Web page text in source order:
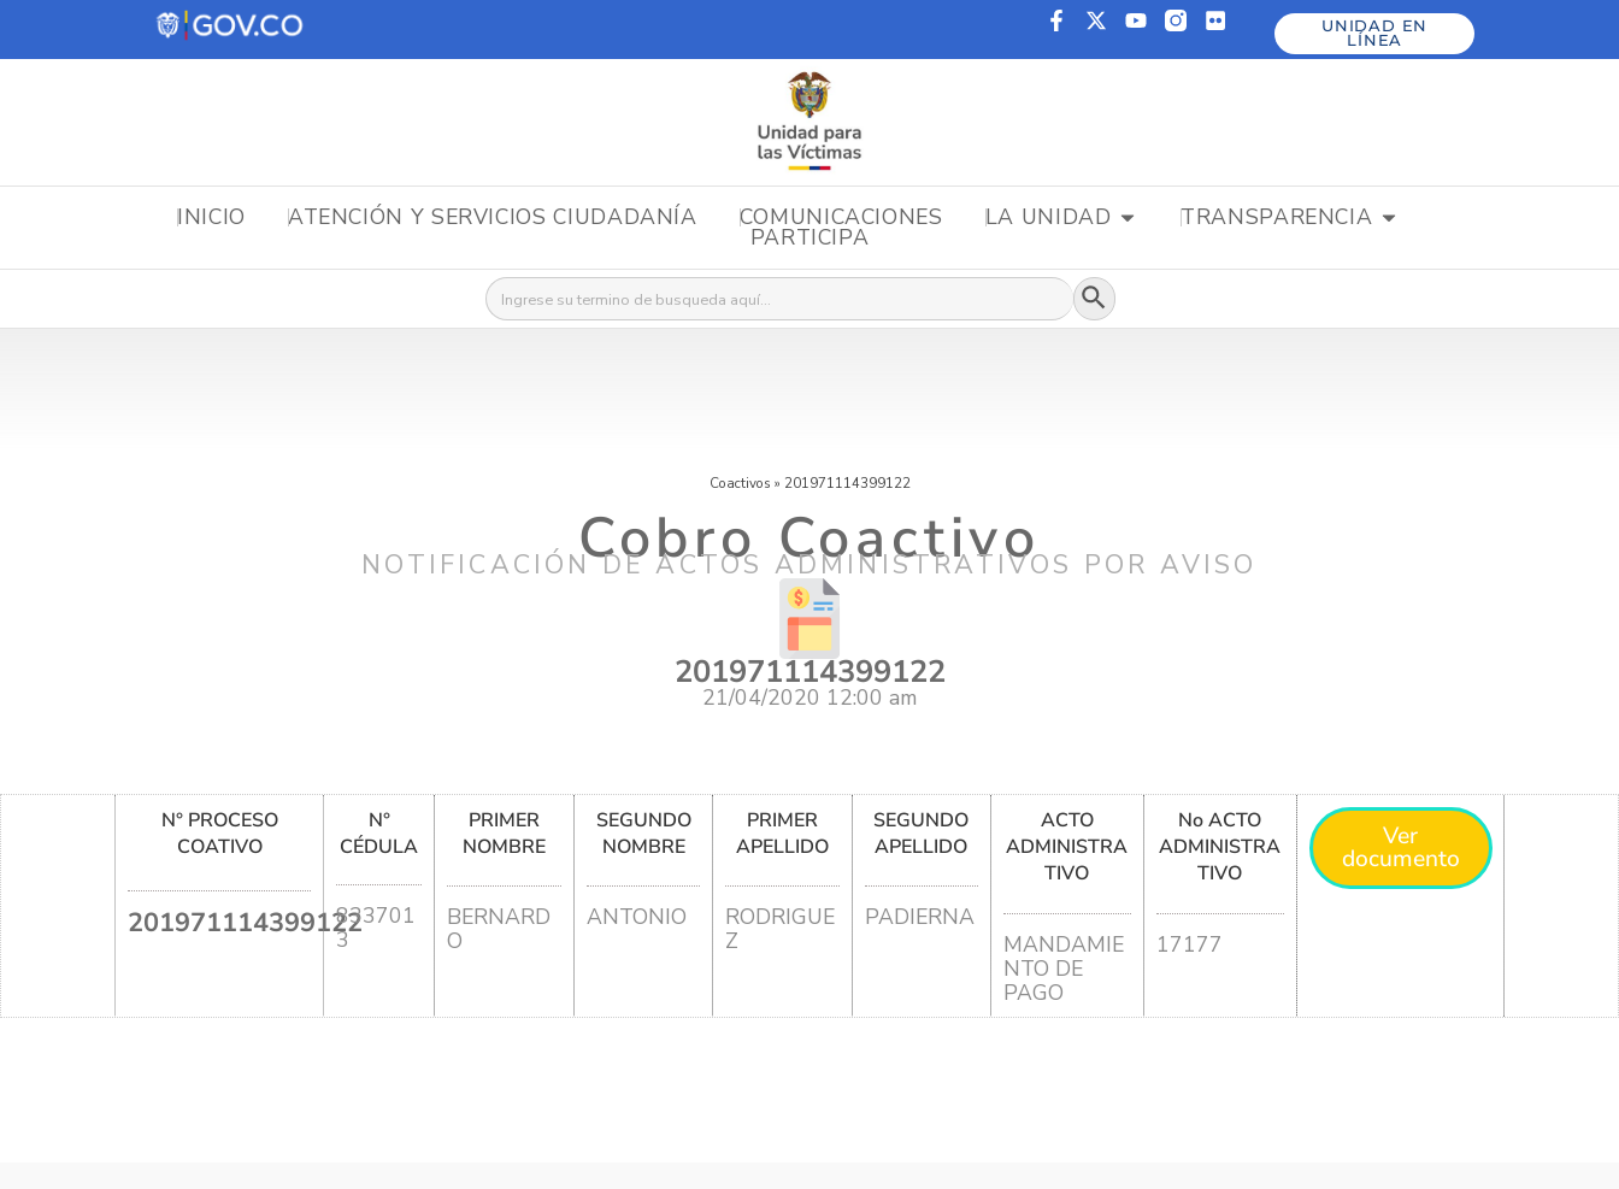
UNIDAD EN
LÍNEA
INICIO ATENCIÓN Y SERVICIOS CIUDADANÍA COMUNICACIONES LA UNIDAD TRANSPARENCIA
PARTICIPA
Buscar: Botón de búsqueda
Coactivos » 201971114399122
Cobro Coactivo
NOTIFICACIÓN DE ACTOS ADMINISTRATIVOS POR AVISO
201971114399122
21/04/2020 12:00 am
N° PROCESO
COATIVO
201971114399122
N°
CÉDULA
833701
3
PRIMER
NOMBRE
BERNARD
O
SEGUNDO
NOMBRE
ANTONIO
PRIMER
APELLIDO
RODRIGUE
Z
SEGUNDO
APELLIDO
PADIERNA
ACTO
ADMINISTRA
TIVO
MANDAMIE
NTO DE
PAGO
No ACTO
ADMINISTRA
TIVO
17177
Ver
documento